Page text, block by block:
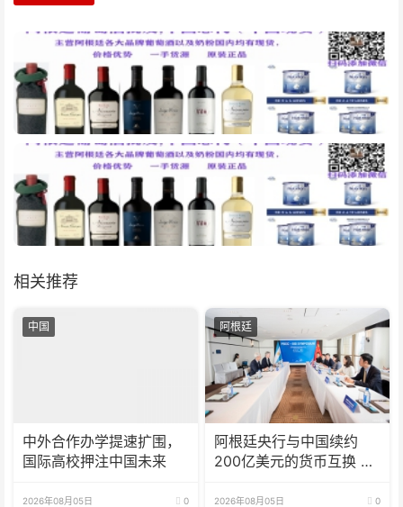
相关推荐
中国
中外合作办学提速扩围，
国际高校押注中国未来
2026年08月05日 0
阿根廷
阿根廷央行与中国续约
200亿美元的货币互换 有
2026年08月05日 0